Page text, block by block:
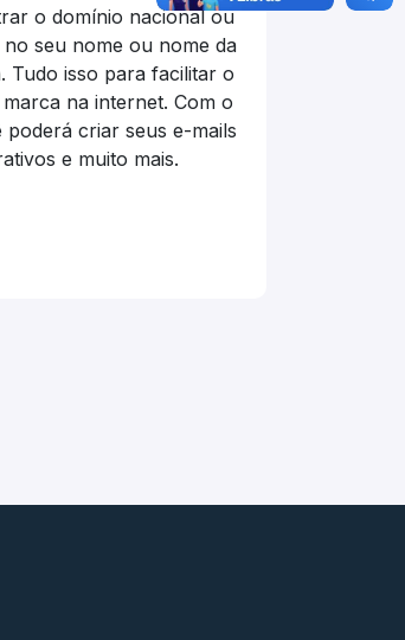
o domínio nacional ou
seu nome ou nome da
Tudo isso para facilitar o
na internet. Com o
poderá criar seus e-mails
e muito mais.